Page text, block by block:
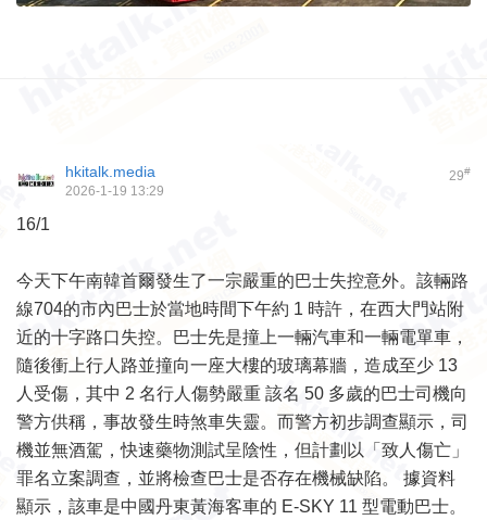
29#
hkitalk.media
2026-1-19 13:29
16/1
今天下午南韓首爾發生了一宗嚴重的巴士失控意外。該輛路
線704的市內巴士於當地時間下午約 1 時許，在西大門站附
近的十字路口失控。巴士先是撞上一輛汽車和一輛電單車，
隨後衝上行人路並撞向一座大樓的玻璃幕牆，造成至少 13
人受傷，其中 2 名行人傷勢嚴重 該名 50 多歲的巴士司機向
警方供稱，事故發生時煞車失靈。而警方初步調查顯示，司
機並無酒駕，快速藥物測試呈陰性，但計劃以「致人傷亡」
罪名立案調查，並將檢查巴士是否存在機械缺陷。 據資料
顯示，該車是中國丹東黃海客車的 E-SKY 11 型電動巴士。